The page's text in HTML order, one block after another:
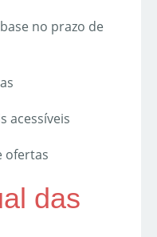
no prazo de
acessíveis
ofertas
das